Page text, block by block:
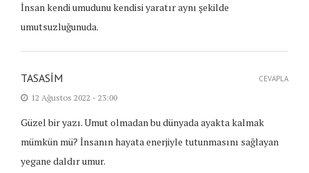
İnsan kendi umudunu kendisi yaratır aynı şekilde
umutsuzluğunuda.
TASASIM
12 Ağustos 2022 - 23:00
Güzel bir yazı. Umut olmadan bu dünyada ayakta kalmak
mümkün mü? İnsanın hayata enerjiyle tutunmasını sağlayan
yegane daldır umur.
CEVAPLA